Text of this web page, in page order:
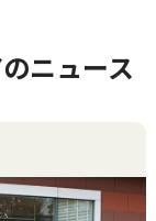
ニュース